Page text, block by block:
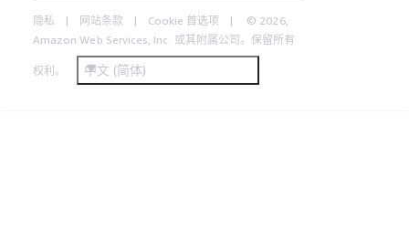
隐私 网站条款 Cookie 首选项
© 2026,
Amazon Web Services, Inc. 或其附属公司。保留所有
权利。 中文 (简体)